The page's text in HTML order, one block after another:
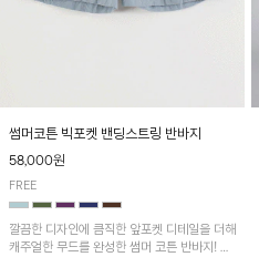
썸머코튼 빅포켓 밴딩스트링 반바지
58,000원
FREE
깔끔한 디자인에 큼직한 앞포켓 디테일을 더해
캐주얼한 무드를 완성한 썸머 코튼 반바지! 허